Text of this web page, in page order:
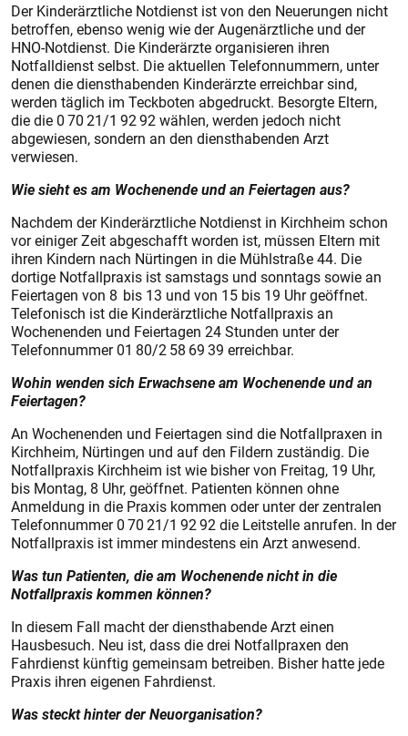
Der Kinderärztliche Notdienst ist von den Neuerungen nicht
betroffen, ebenso wenig wie der Augenärztliche und der
HNO-Notdienst. Die Kinderärzte organisieren ihren
Notfalldienst selbst. Die aktuellen Telefonnummern, unter
denen die diensthabenden Kinderärzte erreichbar sind,
werden täglich im Teckboten abgedruckt. Besorgte Eltern,
die die 0 70 21/1 92 92 wählen, werden jedoch nicht
abgewiesen, sondern an den diensthabenden Arzt
verwiesen.
Wie sieht es am Wochenende und an Feiertagen aus?
Nachdem der Kinderärztliche Notdienst in Kirchheim schon
vor einiger Zeit abgeschafft worden ist, müssen Eltern mit
ihren Kindern nach Nürtingen in die Mühlstraße 44. Die
dortige Notfallpraxis ist samstags und sonntags sowie an
Feiertagen von 8 bis 13 und von 15 bis 19 Uhr geöffnet.
Telefonisch ist die Kinderärztliche Notfallpraxis an
Wochenenden und Feiertagen 24 Stunden unter der
Telefonnummer 01 80/2 58 69 39 erreichbar.
Wohin wenden sich Erwachsene am Wochenende und an
Feiertagen?
An Wochenenden und Feiertagen sind die Notfallpraxen in
Kirchheim, Nürtingen und auf den Fildern zuständig. Die
Notfallpraxis Kirchheim ist wie bisher von Freitag, 19 Uhr,
bis Montag, 8 Uhr, geöffnet. Patienten können ohne
Anmeldung in die Praxis kommen oder unter der zentralen
Telefonnummer 0 70 21/1 92 92 die Leitstelle anrufen. In der
Notfallpraxis ist immer mindestens ein Arzt anwesend.
Was tun Patienten, die am Wochenende nicht in die
Notfallpraxis kommen können?
In diesem Fall macht der diensthabende Arzt einen
Hausbesuch. Neu ist, dass die drei Notfallpraxen den
Fahrdienst künftig gemeinsam betreiben. Bisher hatte jede
Praxis ihren eigenen Fahrdienst.
Was steckt hinter der Neuorganisation?